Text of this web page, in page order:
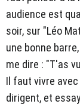
audience est
soir, sur "Léo
une bonne
me dire : "T'as
Il faut vivre
dirigent, et